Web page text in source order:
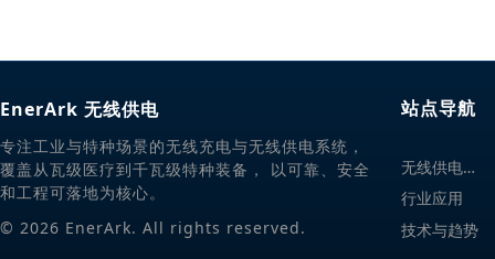
EnerArk 无线供电
专注工业与特种场景的无线充电与无线供电系统，
覆盖从瓦级医疗到千瓦级特种装备， 以可靠、安全
和工程可落地为核心。
© 2026 EnerArk. All rights reserved.
站点导航
无
线供电解决方案
行业应用
技术与趋势